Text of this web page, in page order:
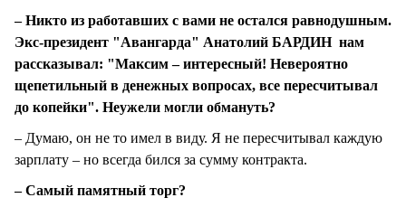
– Никто из работавших с вами не остался равнодушным.
Экс-президент "Авангарда" Анатолий БАРДИН нам
рассказывал: "Максим – интересный! Невероятно
щепетильный в денежных вопросах, все пересчитывал
до копейки". Неужели могли обмануть?
– Думаю, он не то имел в виду. Я не пересчитывал каждую
зарплату – но всегда бился за сумму контракта.
– Самый памятный торг?